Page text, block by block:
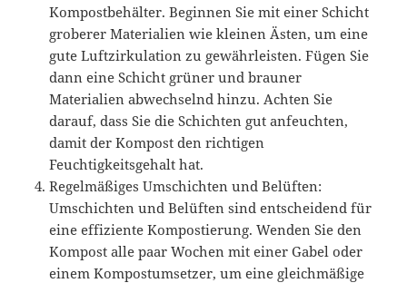
Kompostbehälter. Beginnen Sie mit einer Schicht
groberer Materialien wie kleinen Ästen, um eine
gute Luftzirkulation zu gewährleisten. Fügen Sie
dann eine Schicht grüner und brauner
Materialien abwechselnd hinzu. Achten Sie
darauf, dass Sie die Schichten gut anfeuchten,
damit der Kompost den richtigen
Feuchtigkeitsgehalt hat.
Regelmäßiges Umschichten und Belüften:
Umschichten und Belüften sind entscheidend für
eine effiziente Kompostierung. Wenden Sie den
Kompost alle paar Wochen mit einer Gabel oder
einem Kompostumsetzer, um eine gleichmäßige